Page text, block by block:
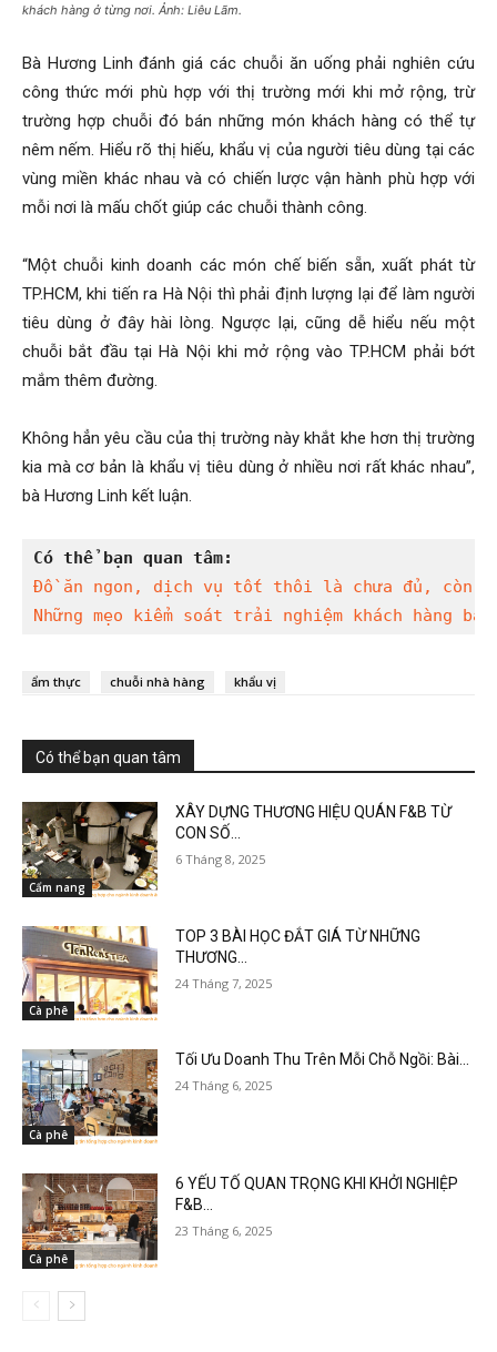
khách hàng ở từng nơi. Ảnh: Liêu Lãm.
Bà Hương Linh đánh giá các chuỗi ăn uống phải nghiên cứu
công thức mới phù hợp với thị trường mới khi mở rộng, trừ
trường hợp chuỗi đó bán những món khách hàng có thể tự
nêm nếm. Hiểu rõ thị hiếu, khẩu vị của người tiêu dùng tại các
vùng miền khác nhau và có chiến lược vận hành phù hợp với
mỗi nơi là mấu chốt giúp các chuỗi thành công.
“Một chuỗi kinh doanh các món chế biến sẵn, xuất phát từ
TP.HCM, khi tiến ra Hà Nội thì phải định lượng lại để làm người
tiêu dùng ở đây hài lòng. Ngược lại, cũng dễ hiểu nếu một
chuỗi bắt đầu tại Hà Nội khi mở rộng vào TP.HCM phải bớt
mắm thêm đường.
Không hẳn yêu cầu của thị trường này khắt khe hơn thị trường
kia mà cơ bản là khẩu vị tiêu dùng ở nhiều nơi rất khác nhau”,
bà Hương Linh kết luận.
Có thể bạn quan tâm:
Đồ ăn ngon, dịch vụ tốt thôi là chưa đủ, còn
Những mẹo kiểm soát trải nghiệm khách hàng
ẩm thực chuỗi nhà hàng khẩu vị
Có thể bạn quan tâm
Cẩm nang
XÂY DỰNG THƯƠNG HIỆU QUÁN F&B TỪ
CON SỐ...
6 Tháng 8, 2025
Cà phê
TOP 3 BÀI HỌC ĐẮT GIÁ TỪ NHỮNG
THƯƠNG...
24 Tháng 7, 2025
Cà phê
Tối Ưu Doanh Thu Trên Mỗi Chỗ Ngồi: Bài...
24 Tháng 6, 2025
Cà phê
6 YẾU TỐ QUAN TRỌNG KHI KHỞI NGHIỆP
F&B...
23 Tháng 6, 2025